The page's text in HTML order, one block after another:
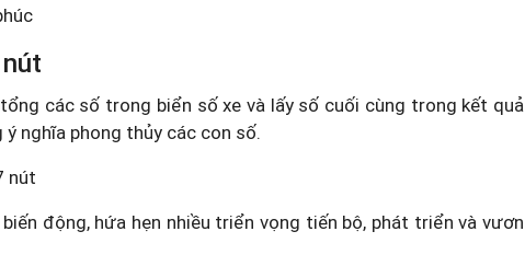
các số trong biển số xe và lấy số cuối cùng trong kết quả
nghĩa phong thủy các con số.
nút
động, hứa hẹn nhiều triển vọng tiến bộ, phát triển và vươn